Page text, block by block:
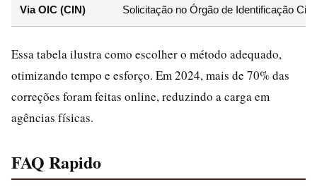
Via OIC (CIN) Solicitação no Órgão de Identificação
Essa tabela ilustra como escolher o método adequado,
otimizando tempo e esforço. Em 2024, mais de 70% das
correções foram feitas online, reduzindo a carga em
agências físicas.
FAQ Rapido